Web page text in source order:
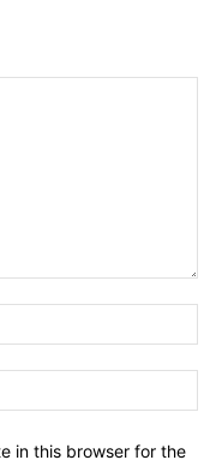
in this browser for the